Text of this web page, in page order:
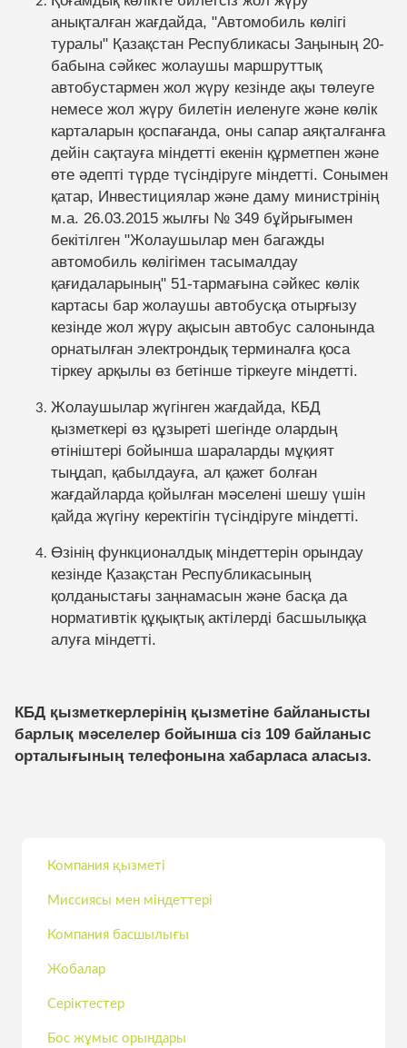
анықталған жағдайда, "Автомобиль көлігі
туралы" Қазақстан Республикасы Заңының 20-
бабына сәйкес жолаушы маршруттық
автобустармен жол жүру кезінде ақы төлеуге
немесе жол жүру билетін иеленуге және көлік
карталарын қоспағанда, оны сапар аяқталғанға
дейін сақтауға міндетті екенін құрметпен және
өте әдепті түрде түсіндіруге міндетті. Сонымен
қатар, Инвестициялар және даму министрінің
м.а. 26.03.2015 жылғы № 349 бұйрығымен
бекітілген "Жолаушылар мен багажды
автомобиль көлігімен тасымалдау
қағидаларының" 51-тармағына сәйкес көлік
картасы бар жолаушы автобусқа отырғызу
кезінде жол жүру ақысын автобус салонында
орнатылған электрондық терминалға қоса
тіркеу арқылы өз бетінше тіркеуге міндетті.
Жолаушылар жүгінген жағдайда, КБД
қызметкері өз құзыреті шегінде олардың
өтініштері бойынша шараларды мұқият
тыңдап, қабылдауға, ал қажет болған
жағдайларда қойылған мәселені шешу үшін
қайда жүгіну керектігін түсіндіруге міндетті.
Өзінің функционалдық міндеттерін орындау
кезінде Қазақстан Республикасының
қолданыстағы заңнамасын және басқа да
нормативтік құқықтық актілерді басшылыққа
алуға міндетті.
КБД қызметкерлерінің қызметіне байланысты
барлық мәселелер бойынша сіз 109 байланыс
орталығының телефонына хабарласа аласыз.
Компания қызметі
Миссиясы мен міндеттері
Компания басшылығы
Жобалар
Серіктестер
Бос жұмыс орындары